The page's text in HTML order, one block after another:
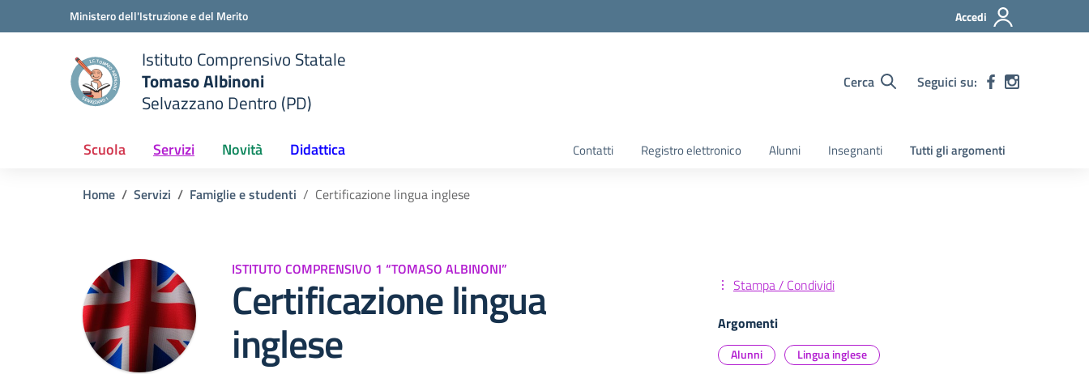
Vai ai contenuti
Vai al menu di navigazioneMinistero dell'Istruzione e del Merito Accedi
scuola
Istituto Comprensivo Statale
Tomaso Albinoni
Selvazzano Dentro (PD)
Cerca Seguici su:
Scuola Servizi Novità Didattica Contatti Registro elettronico Alunni Insegnanti Tutti gli argomenti
Home Servizi Famiglie e studenti Certificazione lingua inglese
ISTITUTO COMPRENSIVO 1 “TOMASO ALBINONI”
Certificazione lingua
inglese
Stampa / Condividi
Argomenti
Alunni
Lingua inglese